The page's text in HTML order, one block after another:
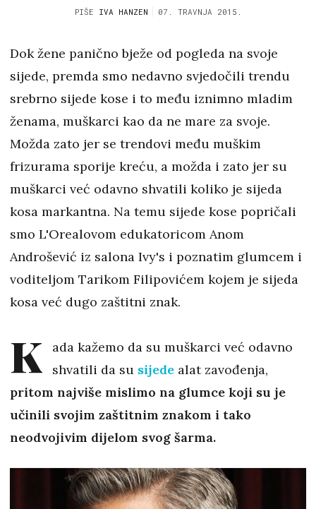
PIŠE IVA HANZEN 07. TRAVNJA 2015.
Dok žene panično bježe od pogleda na svoje
sijede, premda smo nedavno svjedočili trendu
srebrno sijede kose i to među iznimno mladim
ženama, muškarci kao da ne mare za svoje.
Možda zato jer se trendovi među muškim
frizurama sporije kreću, a možda i zato jer su
muškarci već odavno shvatili koliko je sijeda
kosa markantna. Na temu sijede kose popričali
smo L'Orealovom edukatoricom Anom
Androšević iz salona Ivy's i poznatim glumcem i
voditeljom Tarikom Filipovićem kojem je sijeda
kosa već dugo zaštitni znak.
K
ada kažemo da su muškarci već odavno
shvatili da su sijedealat zavođenja,
pritom najviše mislimo na glumce koji su je
učinili svojim zaštitnim znakom i tako
neodvojivim dijelom svog šarma.